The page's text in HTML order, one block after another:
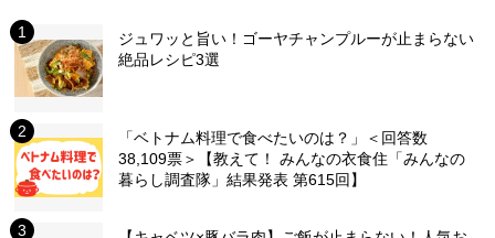
ジュワッと旨い！ゴーヤチャンプルーが止まらない
絶品レシピ3選
「ベトナム料理で食べたいのは？」＜回答数
38,109票＞【教えて！ みんなの衣食住「みんなの
暮らし調査隊」結果発表 第615回】